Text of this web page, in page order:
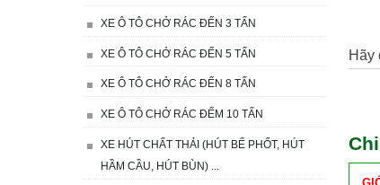
XE Ô TÔ CHỞ RÁC ĐẾN 3 TẤN
XE Ô TÔ CHỞ RÁC ĐẾN 5 TẤN
XE Ô TÔ CHỞ RÁC ĐẾN 8 TẤN
XE Ô TÔ CHỞ RÁC ĐẾM 10 TẤN
XE HÚT CHẤT THẢI (HÚT BỂ PHỐT, HÚT
HẦM CẦU, HÚT BÙN) ...
Hãy